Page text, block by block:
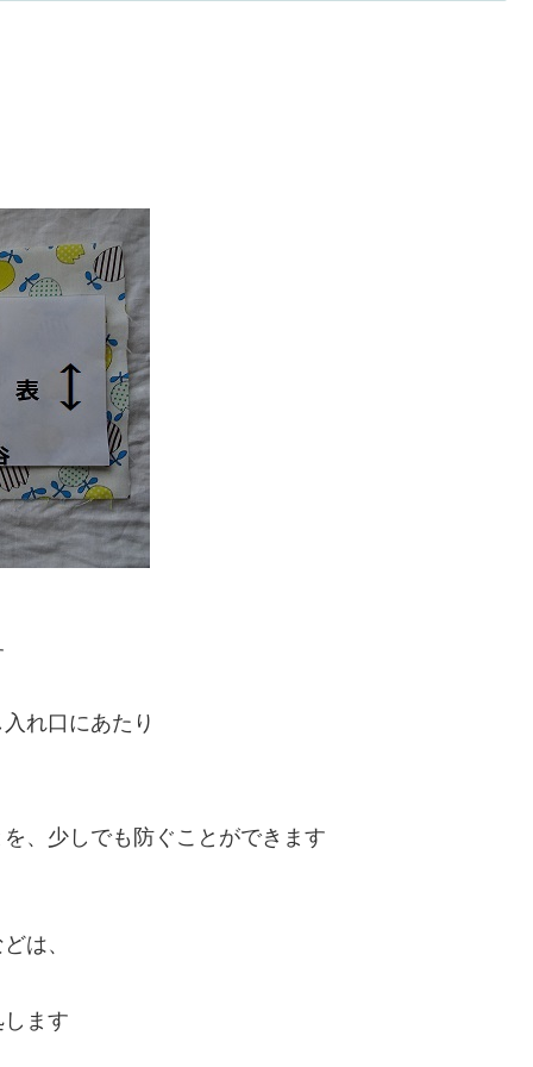
れ口にあたり
、少しでも防ぐことができます
は、
ます